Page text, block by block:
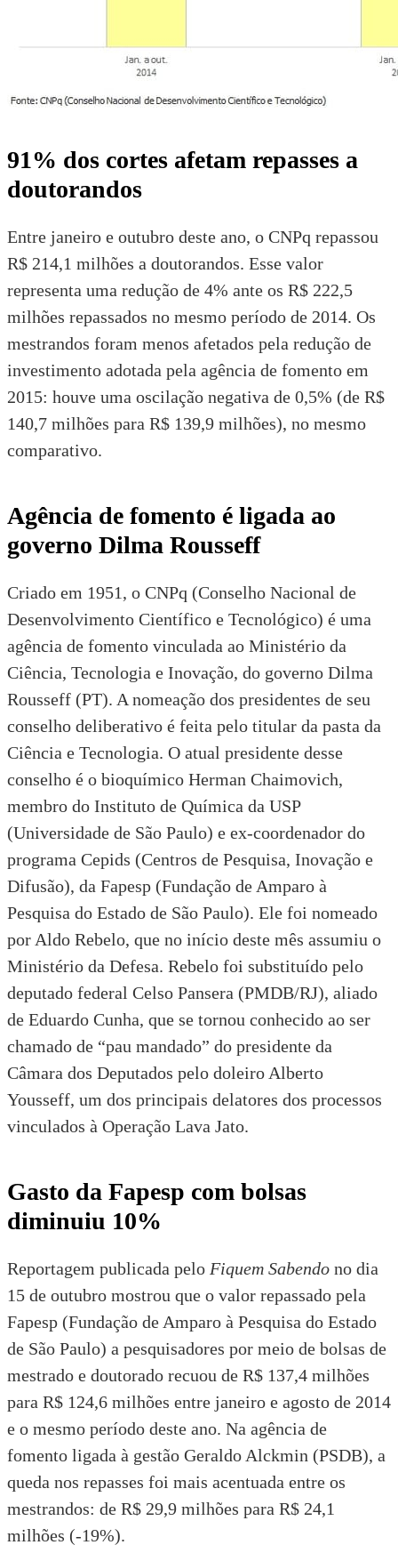
91% dos cortes afetam repasses a
doutorandos
Entre janeiro e outubro deste ano, o CNPq repassou
R$ 214,1 milhões a doutorandos. Esse valor
representa uma redução de 4% ante os R$ 222,5
milhões repassados no mesmo período de 2014. Os
mestrandos foram menos afetados pela redução de
investimento adotada pela agência de fomento em
2015: houve uma oscilação negativa de 0,5% (de R$
140,7 milhões para R$ 139,9 milhões), no mesmo
comparativo.
Agência de fomento é ligada ao
governo Dilma Rousseff
Criado em 1951, o CNPq (Conselho Nacional de
Desenvolvimento Científico e Tecnológico) é uma
agência de fomento vinculada ao Ministério da
Ciência, Tecnologia e Inovação, do governo Dilma
Rousseff (PT). A nomeação dos presidentes de seu
conselho deliberativo é feita pelo titular da pasta da
Ciência e Tecnologia. O atual presidente desse
conselho é o bioquímico Herman Chaimovich,
membro do Instituto de Química da USP
(Universidade de São Paulo) e ex-coordenador do
programa Cepids (Centros de Pesquisa, Inovação e
Difusão), da Fapesp (Fundação de Amparo à
Pesquisa do Estado de São Paulo). Ele foi nomeado
por Aldo Rebelo, que no início deste mês assumiu o
Ministério da Defesa. Rebelo foi substituído pelo
deputado federal Celso Pansera (PMDB/RJ), aliado
de Eduardo Cunha, que se tornou conhecido ao ser
chamado de “pau mandado” do presidente da
Câmara dos Deputados pelo doleiro Alberto
Yousseff, um dos principais delatores dos processos
vinculados à Operação Lava Jato.
Gasto da Fapesp com bolsas
diminuiu 10%
Reportagem publicada pelo Fiquem Sabendo no dia
15 de outubro mostrou que o valor repassado pela
Fapesp (Fundação de Amparo à Pesquisa do Estado
de São Paulo) a pesquisadores por meio de bolsas de
mestrado e doutorado recuou de R$ 137,4 milhões
para R$ 124,6 milhões entre janeiro e agosto de 2014
e o mesmo período deste ano. Na agência de
fomento ligada à gestão Geraldo Alckmin (PSDB), a
queda nos repasses foi mais acentuada entre os
mestrandos: de R$ 29,9 milhões para R$ 24,1
milhões (-19%).